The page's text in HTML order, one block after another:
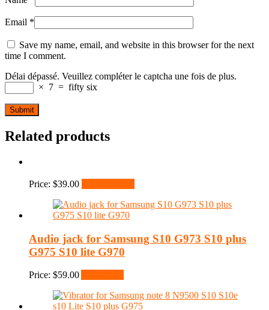
Email *
Save my name, email, and website in this browser for the next
time I comment.
Délai dépassé. Veuillez compléter le captcha une fois de plus.
× 7 = fifty six
Related products
Price: $39.00
Audio jack for Samsung S10 G973 S10 plus
G975 S10 lite G970
Price: $59.00